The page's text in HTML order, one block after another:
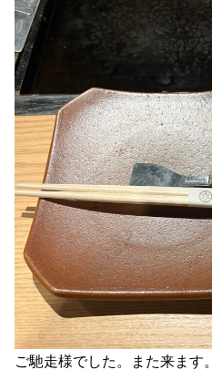
ご馳走様でした。また来ます。